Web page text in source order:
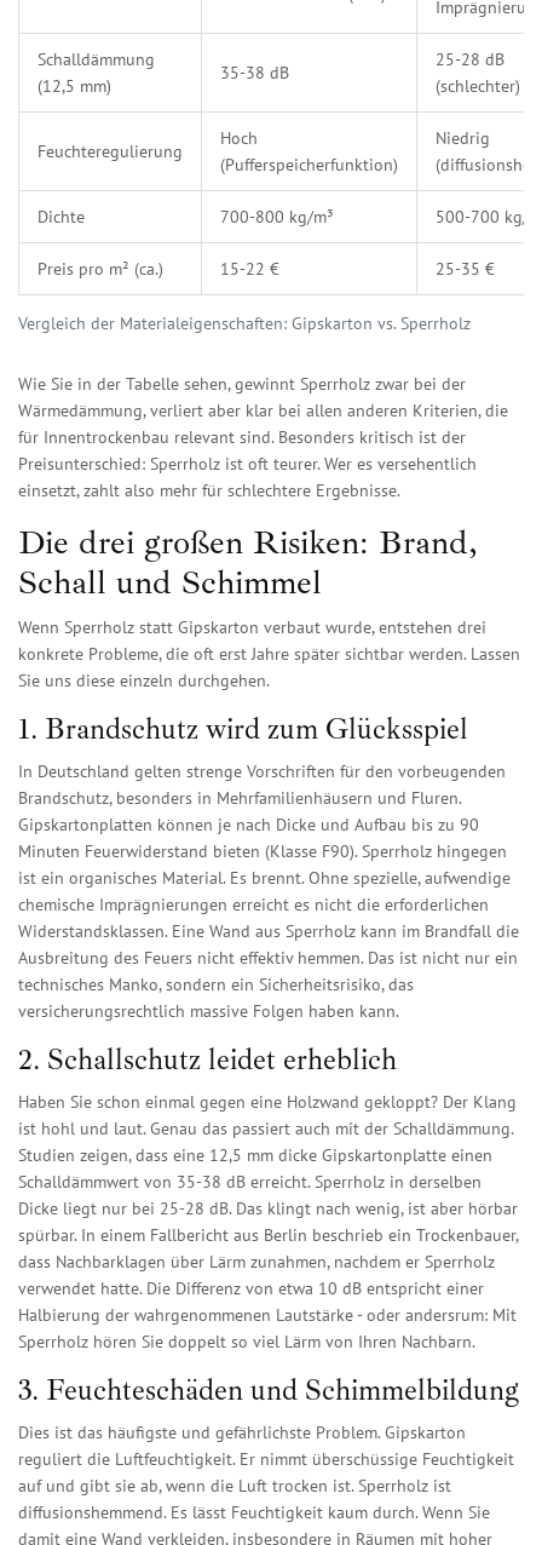
Vergleich der Materialeigenschaften: Gipskarton vs. Sperrholz
Schalldämmung
(12,5 mm)
35-38 dB
25-28 dB
(schlechter)
Feuchteregulierung
Hoch
(Pufferspeicherfunktion)
Niedrig
Dichte 700-800 kg/m³ 500-700 kg/
Preis pro m² (ca.) 15-22 € 25-35 €
Wie Sie in der Tabelle sehen, gewinnt Sperrholz zwar bei der
Wärmedämmung, verliert aber klar bei allen anderen Kriterien, die
für Innentrockenbau relevant sind. Besonders kritisch ist der
Preisunterschied: Sperrholz ist oft teurer. Wer es versehentlich
einsetzt, zahlt also mehr für schlechtere Ergebnisse.
Die drei großen Risiken: Brand,
Schall und Schimmel
Wenn Sperrholz statt Gipskarton verbaut wurde, entstehen drei
konkrete Probleme, die oft erst Jahre später sichtbar werden. Lassen
Sie uns diese einzeln durchgehen.
1. Brandschutz wird zum Glücksspiel
In Deutschland gelten strenge Vorschriften für den vorbeugenden
Brandschutz, besonders in Mehrfamilienhäusern und Fluren.
Gipskartonplatten können je nach Dicke und Aufbau bis zu 90
Minuten Feuerwiderstand bieten (Klasse F90). Sperrholz hingegen
ist ein organisches Material. Es brennt. Ohne spezielle, aufwendige
chemische Imprägnierungen erreicht es nicht die erforderlichen
Widerstandsklassen. Eine Wand aus Sperrholz kann im Brandfall die
Ausbreitung des Feuers nicht effektiv hemmen. Das ist nicht nur ein
technisches Manko, sondern ein Sicherheitsrisiko, das
versicherungsrechtlich massive Folgen haben kann.
2. Schallschutz leidet erheblich
Haben Sie schon einmal gegen eine Holzwand gekloppt? Der Klang
ist hohl und laut. Genau das passiert auch mit der Schalldämmung.
Studien zeigen, dass eine 12,5 mm dicke Gipskartonplatte einen
Schalldämmwert von 35-38 dB erreicht. Sperrholz in derselben
Dicke liegt nur bei 25-28 dB. Das klingt nach wenig, ist aber hörbar
spürbar. In einem Fallbericht aus Berlin beschrieb ein Trockenbauer,
dass Nachbarklagen über Lärm zunahmen, nachdem er Sperrholz
verwendet hatte. Die Differenz von etwa 10 dB entspricht einer
Halbierung der wahrgenommenen Lautstärke - oder andersrum: Mit
Sperrholz hören Sie doppelt so viel Lärm von Ihren Nachbarn.
3. Feuchteschäden und Schimmelbildung
Dies ist das häufigste und gefährlichste Problem. Gipskarton
reguliert die Luftfeuchtigkeit. Er nimmt überschüssige Feuchtigkeit
auf und gibt sie ab, wenn die Luft trocken ist. Sperrholz ist
diffusionshemmend. Es lässt Feuchtigkeit kaum durch. Wenn Sie
damit eine Wand verkleiden, insbesondere in Räumen mit hoher